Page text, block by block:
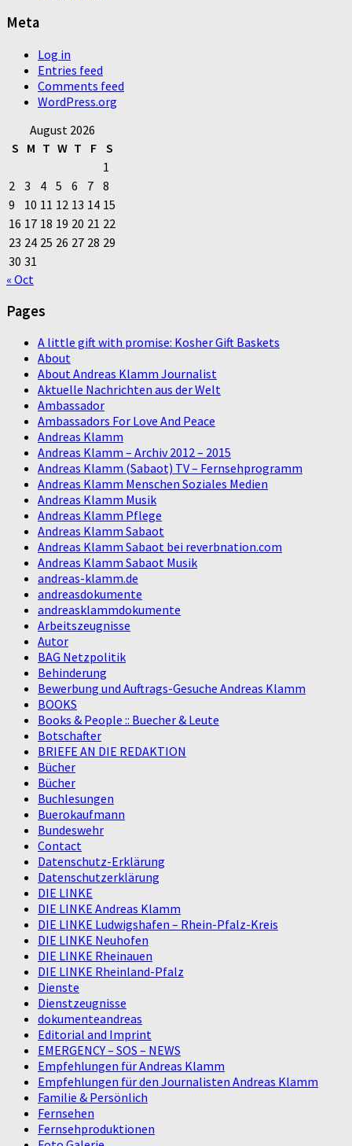
Meta
Log in
Entries feed
Comments feed
WordPress.org
August 2026
S M T W T F S
1
2
3 4 5 6 7 8
9
10 11 12 13 14 15
16 17 18 19 20 21 22
23 24 25 26 27 28 29
30 31
« Oct
Pages
A little gift with promise: Kosher Gift Baskets
About
About Andreas Klamm Journalist
Aktuelle Nachrichten aus der Welt
Ambassador
Ambassadors For Love And Peace
Andreas Klamm
Andreas Klamm – Archiv 2012 – 2015
Andreas Klamm (Sabaot) TV – Fernsehprogramm
Andreas Klamm Menschen Soziales Medien
Andreas Klamm Musik
Andreas Klamm Pflege
Andreas Klamm Sabaot
Andreas Klamm Sabaot bei reverbnation.com
Andreas Klamm Sabaot Musik
andreas-klamm.de
andreasdokumente
andreasklammdokumente
Arbeitszeugnisse
Autor
BAG Netzpolitik
Behinderung
Bewerbung und Auftrags-Gesuche Andreas Klamm
BOOKS
Books & People :: Buecher & Leute
Botschafter
BRIEFE AN DIE REDAKTION
Bücher
Bücher
Buchlesungen
Buerokaufmann
Bundeswehr
Contact
Datenschutz-Erklärung
Datenschutzerklärung
DIE LINKE
DIE LINKE Andreas Klamm
DIE LINKE Ludwigshafen – Rhein-Pfalz-Kreis
DIE LINKE Neuhofen
DIE LINKE Rheinauen
DIE LINKE Rheinland-Pfalz
Dienste
Dienstzeugnisse
dokumenteandreas
Editorial and Imprint
EMERGENCY – SOS – NEWS
Empfehlungen für Andreas Klamm
Empfehlungen für den Journalisten Andreas Klamm
Familie & Persönlich
Fernsehen
Fernsehproduktionen